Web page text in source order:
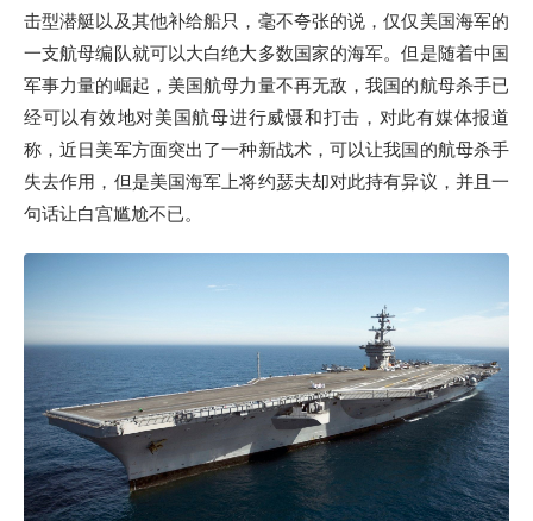
击型潜艇以及其他补给船只，毫不夸张的说，仅仅美国海军的
一支航母编队就可以大白绝大多数国家的海军。但是随着中国
军事力量的崛起，美国航母力量不再无敌，我国的航母杀手已
经可以有效地对美国航母进行威慑和打击，对此有媒体报道
称，近日美军方面突出了一种新战术，可以让我国的航母杀手
失去作用，但是美国海军上将约瑟夫却对此持有异议，并且一
句话让白宫尴尬不已。